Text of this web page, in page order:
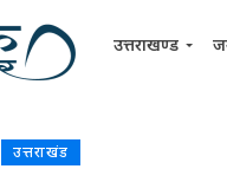
उत्तराखण्ड
उत्तराखंड